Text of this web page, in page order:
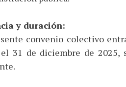
y duración:
convenio colectivo
31 de diciembre de 2025,